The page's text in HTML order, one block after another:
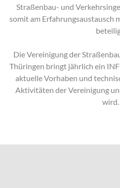
Straßenbau- und
somit am Erfahrungsaustausch
Die Vereinigung der
Thüringen bringt jährlich ein
aktuelle Vorhaben und
Aktivitäten der Vereinigung
wird.